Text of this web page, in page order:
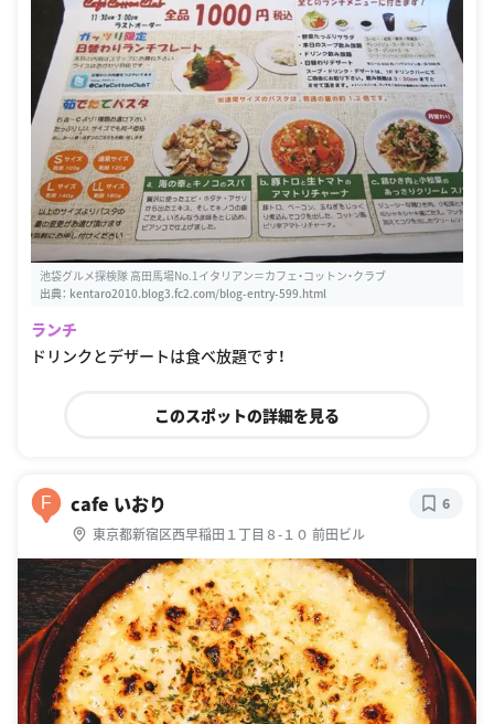
池袋グルメ探検隊 高田馬場No.1イタリアン＝カフェ・コットン・クラブ
出典： kentaro2010.blog3.fc2.com/blog-entry-599.html
ランチ
ドリンクとデザートは食べ放題です！
このスポットの詳細を見る
F cafe いおり
東京都新宿区西早稲田１丁目８-１０ 前田ビル
6